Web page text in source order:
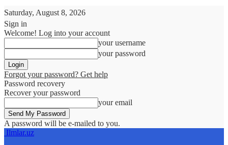
Saturday, August 8, 2026
Sign in
Welcome! Log into your account
your username
your password
Forgot your password? Get help
Password recovery
Recover your password
your email
A password will be e-mailed to you.
Ilmlar.uz